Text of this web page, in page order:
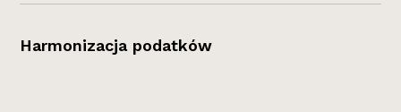
Harmonizacja podatków